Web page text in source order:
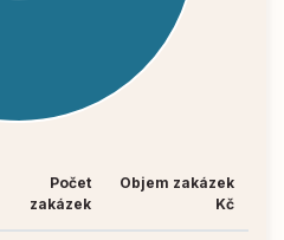
Počet
zakázek
Objem zakázek
Kč